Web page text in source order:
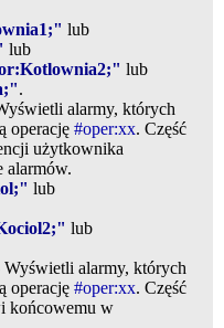
lub
lub
lub
.
alarmy, których
operację #oper:xx. Część
użytkownika
alarmów.
lub
lub
Wyświetli alarmy, których
operację #oper:xx. Część
końcowemu w